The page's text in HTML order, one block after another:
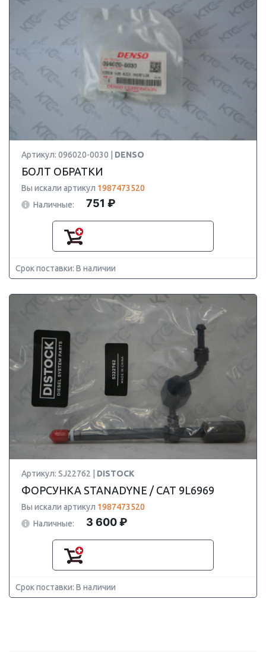
Артикул: 096020-0030 | DENSO
БОЛТ ОБРАТКИ
Вы искали артикул 1987473520
Наличные:
751 ₽
Срок поставки: В наличии
Артикул: SJ22762 | DISTOCK
ФОРСУНКА STANADYNE / CAT 9L6969
Вы искали артикул 1987473520
Наличные:
3 600 ₽
Срок поставки: В наличии